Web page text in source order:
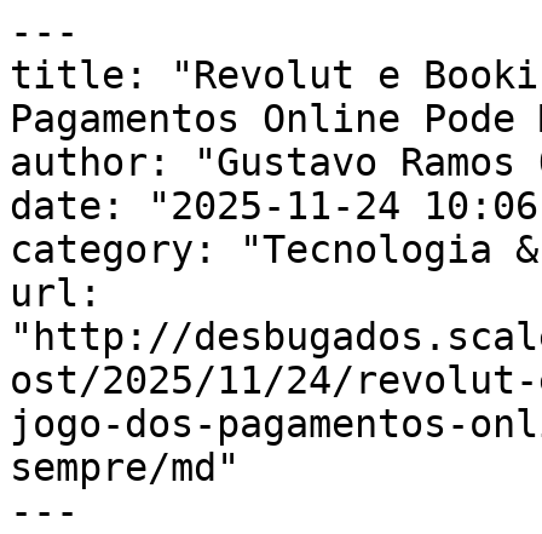
---
title: "Revolut e
Pagamentos Online
author: "Gustavo
date: "2025-11-24
category: "Tecnologia
url:
"http://
ost/2025/11/24/revolut-
jogo-dos-pagamentos-
sempre/md"
---